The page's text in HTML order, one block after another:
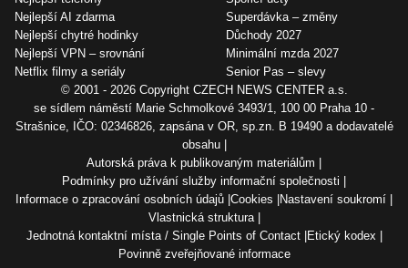
Nejlepší AI zdarma
Nejlepší chytré hodinky
Nejlepší VPN – srovnání
Netflix filmy a seriály
Superdávka – změny
Důchody 2027
Minimální mzda 2027
Senior Pas – slevy
© 2001 - 2026 Copyright CZECH NEWS CENTER a.s.
se sídlem náměstí Marie Schmolkové 3493/1, 100 00 Praha 10 -
Strašnice, IČO: 02346826, zapsána v OR, sp.zn. B 19490 a dodavatelé
obsahu
Autorská práva k publikovaným materiálům
Podmínky pro užívání služby informační společnosti
Informace o zpracování osobních údajů Cookies
Nastavení soukromí
Vlastnická struktura
Jednotná kontaktní místa / Single Points of Contact
Etický kodex
Povinně zveřejňované informace